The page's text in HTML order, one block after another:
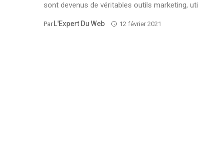
sont devenus de véritables outils marketing,
Par L'Expert Du Web 12 février 2021